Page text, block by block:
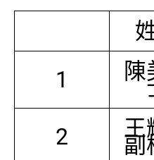
1
陳
2 王
副